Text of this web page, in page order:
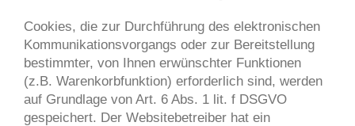
Cookies, die zur Durchführung des elektronischen
Kommunikationsvorgangs oder zur Bereitstellung
bestimmter, von Ihnen erwünschter Funktionen
(z.B. Warenkorbfunktion) erforderlich sind, werden
auf Grundlage von Art. 6 Abs. 1 lit. f DSGVO
gespeichert. Der Websitebetreiber hat ein